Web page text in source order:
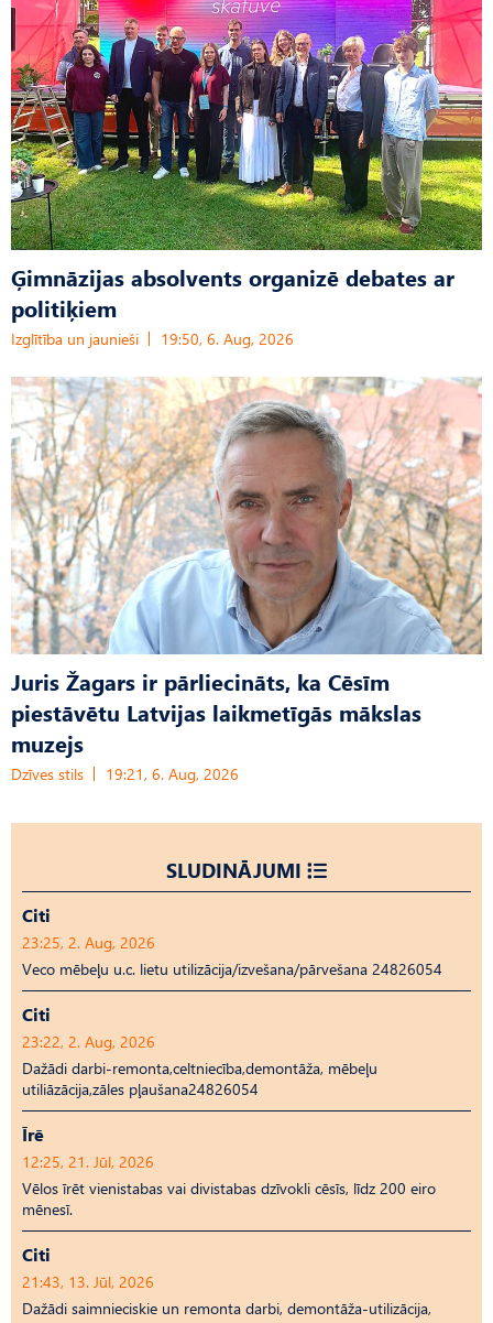
Ģimnāzijas absolvents organizē debates ar
politiķiem
Izglītība un jaunieši 19:50, 6. Aug, 2026
Juris Žagars ir pārliecināts, ka Cēsīm
piestāvētu Latvijas laikmetīgās mākslas
muzejs
Dzīves stils 19:21, 6. Aug, 2026
SLUDINĀJUMI
Citi
23:25, 2. Aug, 2026
Veco mēbeļu u.c. lietu utilizācija/izvešana/pārvešana 24826054
Citi
23:22, 2. Aug, 2026
Dažādi darbi-remonta,celtniecība,demontāža, mēbeļu
utiliāzācija,zāles pļaušana24826054
Īrē
12:25, 21. Jūl, 2026
Vēlos īrēt vienistabas vai divistabas dzīvokli cēsīs, līdz 200 eiro
mēnesī.
Citi
21:43, 13. Jūl, 2026
Dažādi saimnieciskie un remonta darbi, demontāža-utilizācija,